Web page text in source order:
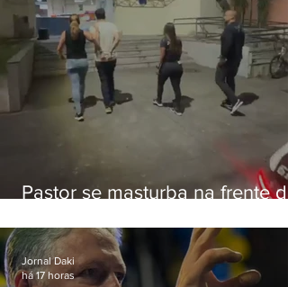
Pastor se masturba na frente de
Jornal Daki
há 17 horas